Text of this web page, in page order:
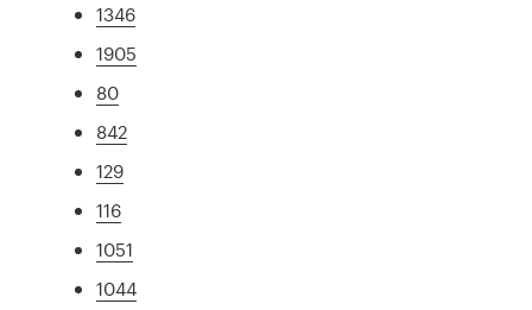
1346
1905
80
842
129
116
1051
1044